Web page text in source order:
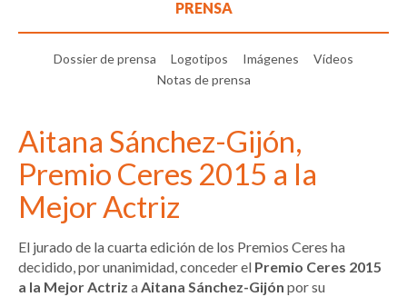
PRENSA
Dossier de prensa Logotipos Imágenes
Vídeos
Notas de prensa
Aitana Sánchez-Gijón,
Premio Ceres 2015 a la
Mejor Actriz
El jurado de la cuarta edición de los Premios Ceres ha
decidido, por unanimidad, conceder el Premio Ceres 2015
a la Mejor Actriz aAitana Sánchez-Gijón por su